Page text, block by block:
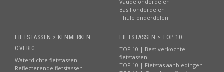
Vaude onderdelen
Basil onderdelen
Thule onderdelen
FIETSTASSEN > KENMERKEN
OVERIG
Waterdichte fietstassen
Reflecterende fietstassen
FIETSTASSEN > TOP 10
TOP 10 | Best verkochte
fietstassen
TOP 10 | Fietstas aanbiedingen